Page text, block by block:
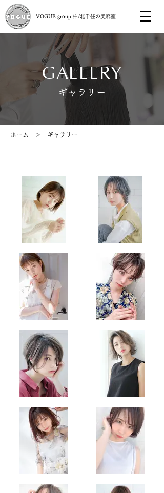
VOGUE group 柏/北千住の美容室
GALLERY
ギャラリー
ホーム ＞ ギャラリー